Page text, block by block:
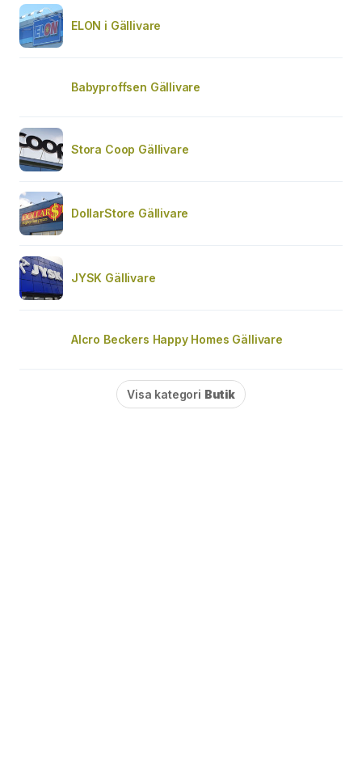
ELON i Gällivare
Babyproffsen Gällivare
Stora Coop Gällivare
DollarStore Gällivare
JYSK Gällivare
Alcro Beckers Happy Homes Gällivare
Visa kategori Butik